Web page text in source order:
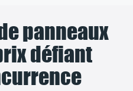
panneaux
défiant